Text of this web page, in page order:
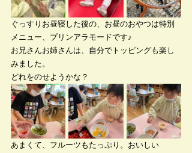
ぐっすりお昼寝した後の、お昼のおやつは特別
メニュー、プリンアラモードです♪
お兄さんお姉さんは、自分でトッピングも楽し
みました。
どれをのせようかな？
あまくて、フルーツもたっぷり。おいしい